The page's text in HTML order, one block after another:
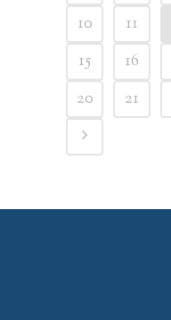
10
11
15
16
20
21